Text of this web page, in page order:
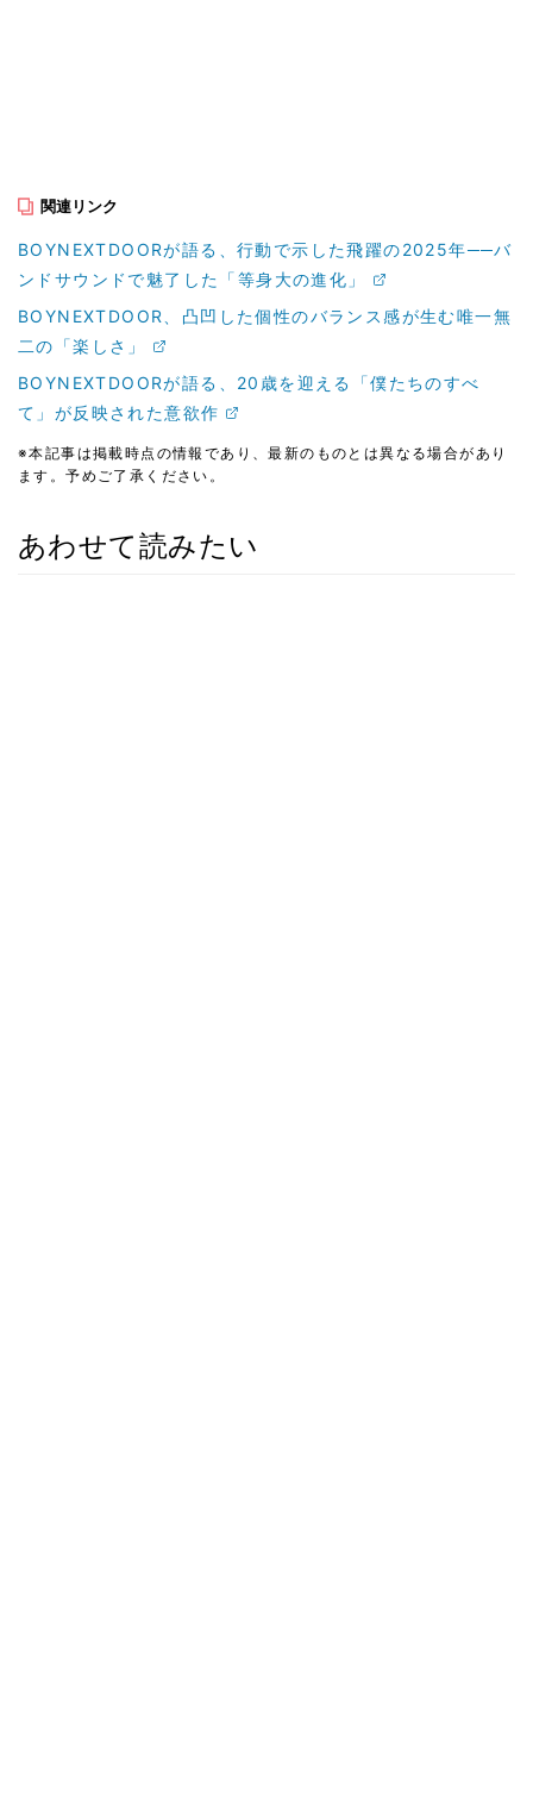
関連リンク
BOYNEXTDOORが語る、行動で示した飛躍の2025年──バ
ンドサウンドで魅了した「等身大の進化」
BOYNEXTDOOR、凸凹した個性のバランス感が生む唯一無
二の「楽しさ」
BOYNEXTDOORが語る、20歳を迎える「僕たちのすべ
て」が反映された意欲作
※本記事は掲載時点の情報であり、最新のものとは異なる場合があり
ます。予めご了承ください。
あわせて読みたい